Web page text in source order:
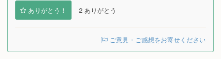
ありがとう！
2 ありがとう
ご意見・ご感想をお寄せください